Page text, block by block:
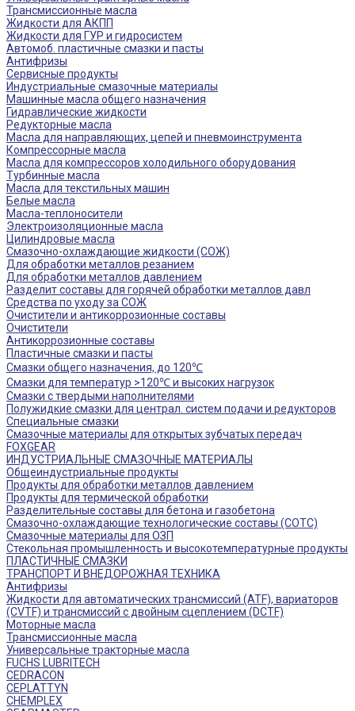
Трансмиссионные масла
Жидкости для АКПП
Жидкости для ГУР и гидросистем
Автомоб. пластичные смазки и пасты
Антифризы
Сервисные продукты
Индустриальные смазочные материалы
Машинные масла общего назначения
Гидравлические жидкости
Редукторные масла
Масла для направляющих, цепей и пневмоинструмента
Компрессорные масла
Масла для компрессоров холодильного оборудования
Турбинные масла
Масла для текстильных машин
Белые масла
Масла-теплоносители
Электроизоляционные масла
Цилиндровые масла
Смазочно-охлаждающие жидкости (СОЖ)
Для обработки металлов резанием
Для обработки металлов давлением
Разделит составы для горячей обработки металлов давл
Средства по уходу за СОЖ
Очистители и антикоррозионные составы
Очистители
Антикоррозионные составы
Пластичные смазки и пасты
Смазки общего назначения, до 120℃
Смазки для температур >120℃ и высоких нагрузок
Смазки с твердыми наполнителями
Полужидкие смазки для централ. систем подачи и редукторов
Специальные смазки
Смазочные материалы для открытых зубчатых передач
FOXGEAR
ИНДУСТРИАЛЬНЫЕ СМАЗОЧНЫЕ МАТЕРИАЛЫ
Общеиндустриальные продукты
Продукты для обработки металлов давлением
Продукты для термической обработки
Разделительные составы для бетона и газобетона
Смазочно-охлаждающие технологические составы (СОТС)
Смазочные материалы для ОЗП
Стекольная промышленность и высокотемпературные продукты
ПЛАСТИЧНЫЕ СМАЗКИ
ТРАНСПОРТ И ВНЕДОРОЖНАЯ ТЕХНИКА
Антифризы
Жидкости для автоматических трансмиссий (ATF), вариаторов
(CVTF) и трансмиссий с двойным сцеплением (DCTF)
Моторные масла
Трансмиссионные масла
Универсальные тракторные масла
FUCHS LUBRITECH
CEDRACON
CEPLATTYN
CHEMPLEX